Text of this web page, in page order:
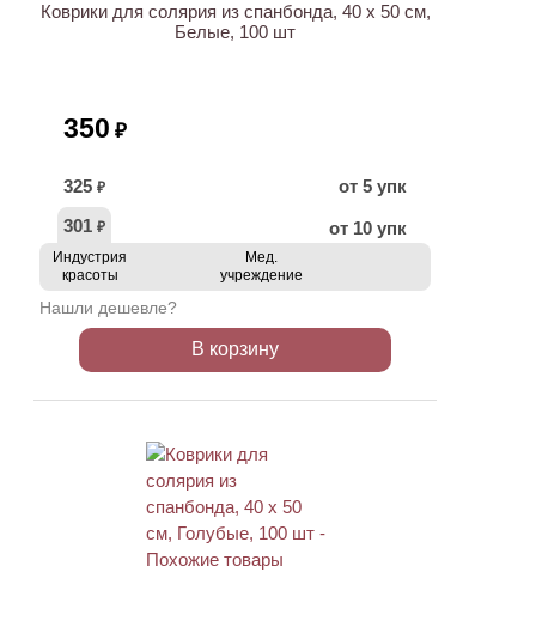
Коврики для солярия из спанбонда, 40 х 50 см,
Белые, 100 шт
350 ₽
325 ₽
от 5 упк
301 ₽ от 10 упк
Индустрия
красоты
Мед.
учреждение
Нашли дешевле?
В корзину